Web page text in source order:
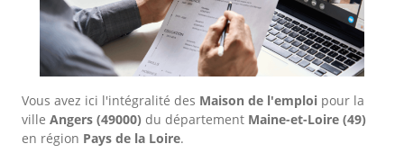
Vous avez ici l'intégralité des Maison de l'emploi pour la
ville Angers (49000) du département Maine-et-Loire (49)
en région Pays de la Loire.